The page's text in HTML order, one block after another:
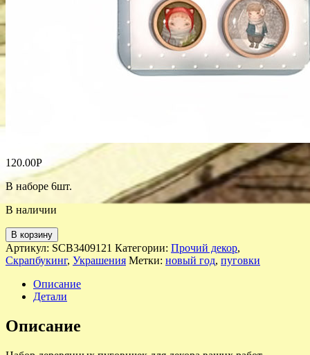
120.00Р
В наборе 6шт.
В наличии
В корзину
Артикул: SCB3409121 Категории: Прочий декор,
Скрапбукинг, Украшения Метки: новый год, пуговки
Описание
Детали
Описание